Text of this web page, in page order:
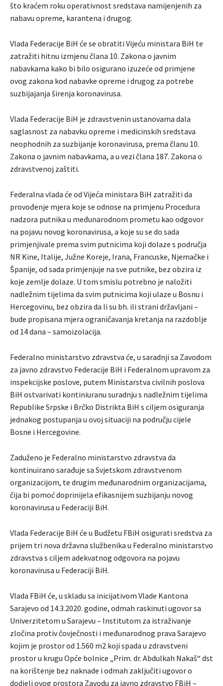
što kraćem roku operativnost sredstava namijenjenih za
nabavu opreme, karantena i drugog.
Vlada Federacije BiH će se obratiti Vijeću ministara BiH te
zatražiti hitnu izmjenu člana 10. Zakona o javnim
nabavkama kako bi bilo osigurano izuzeće od primjene
ovog zakona kod nabavke opreme i drugog za potrebe
suzbijajanja širenja koronavirusa.
Vlada Federacije BiH je zdravstvenin ustanovama dala
saglasnost za nabavku opreme i medicinskih sredstava
neophodnih za suzbijanje koronavirusa, prema članu 10.
Zakona o javnim nabavkama, a u vezi člana 187. Zakona o
zdravstvenoj zaštiti.
Federalna vlada će od Vijeća ministara BiH zatražiti da
provođenje mjera koje se odnose na primjenu Procedura
nadzora putnika u međunarodnom prometu kao odgovor
na pojavu novog koronavirusa, a koje su se do sada
primjenjivale prema svim putnicima koji dolaze s područja
NR Kine, Italije, Južne Koreje, Irana, Francuske, Njemačke i
Španije, od sada primjenjuje na sve putnike, bez obzira iz
koje zemlje dolaze. U tom smislu potrebno je naložiti
nadležnim tijelima da svim putnicima koji ulaze u Bosnu i
Hercegovinu, bez obzira da li su bh. ili strani državljani –
bude propisana mjera ograničavanja kretanja na razdoblje
od 14 dana – samoizolacija.
Federalno ministarstvo zdravstva će, u saradnji sa Zavodom
za javno zdravstvo Federacije BiH i Federalnom upravom za
inspekcijske poslove, putem Ministarstva civilnih poslova
BiH ostvarivati kontiniuranu suradnju s nadležnim tijelima
Republike Srpske i Brčko Distrikta BiH s ciljem osiguranja
jednakog postupanja u ovoj situaciji na području cijele
Bosne i Hercegovine.
Zaduženo je Federalno ministarstvo zdravstva da
kontinuirano sarađuje sa Svjetskom zdravstvenom
organizacijom, te drugim međunarodnim organizacijama,
čija bi pomoć doprinijela efikasnijem suzbijanju novog
koronavirusa u Federaciji BiH.
Vlada Federacije BiH će u Budžetu FBiH osigurati sredstva za
prijem tri nova državna službenika u Federalno ministarstvo
zdravstva s ciljem adekvatnog odgovora na pojavu
koronavirusa u Federaciji BiH.
Vlada FBiH će, u skladu sa inicijativom Vlade Kantona
Sarajevo od 14.3.2020. godine, odmah raskinuti ugovor sa
Univerzitetom u Sarajevu – Institutom za istraživanje
zločina protiv čovječnosti i međunarodnog prava Sarajevo
kojim je prostor od 1.560 m2 koji spada u zdravstveni
prostor u krugu Opće bolnice „Prim. dr. Abdulkah Nakaš“ dst
na korištenje bez naknade i odmah zaključiti ugovor o
dodjeli ovog prostora Zavodu za javno zdravstvo FBiH –